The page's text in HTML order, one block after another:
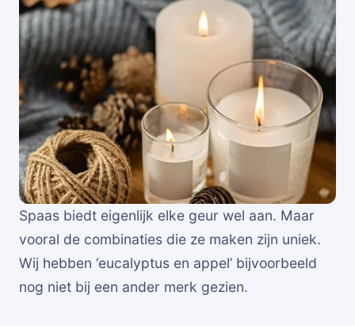
Spaas biedt eigenlijk elke geur wel aan. Maar
vooral de combinaties die ze maken zijn uniek.
Wij hebben ‘eucalyptus en appel’ bijvoorbeeld
nog niet bij een ander merk gezien.